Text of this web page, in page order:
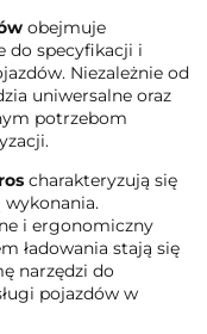
obejmuje
do specyfikacji i
Niezależnie od
uniwersalne oraz
potrzebom
charakteryzują się
i ergonomiczny
ładowania stają się
narzędzi do
pojazdów w